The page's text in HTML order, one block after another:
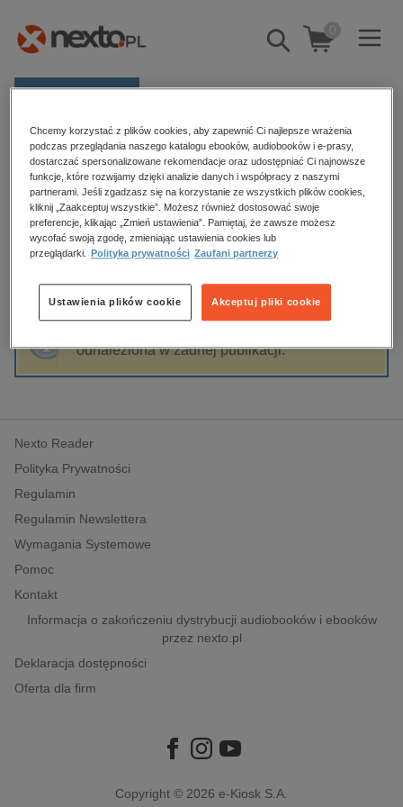
Pokaż/schowaj
wyszukiwarkę
0
Kategorie
Zobacz wszystkie E-prasa
budownictwo, aranżacja wnętrz
biznesowe, branżowe, gospodarka
dzienniki
edukacja
hobby, sport, rozrywka
komputery, internet, technologie, informatyka
polityka, społeczno-informacyjne
psychologiczne
inne
popularno-naukowe
historia
Strona główna Agnieszka Herdan
Agnieszka Herdan
Sortowanie Filtrowanie
odnaleziona w żadnej publikacji.
Nexto Reader
Polityka Prywatności
Regulamin
Regulamin Newslettera
Wymagania Systemowe
Pomoc
Kontakt
Informacja o zakończeniu dystrybucji audiobooków i ebooków
przez nexto.pl
Deklaracja dostępności
Oferta dla firm
Copyright © 2026 e-Kiosk S.A.
Chcemy korzystać z plików cookies, aby zapewnić Ci najlepsze wrażenia
podczas przeglądania naszego katalogu ebooków, audiobooków i e-prasy,
dostarczać spersonalizowane rekomendacje oraz udostępniać Ci najnowsze
funkcje, które rozwijamy dzięki analizie danych i współpracy z naszymi
partnerami. Jeśli zgadzasz się na korzystanie ze wszystkich plików cookies,
kliknij „Zaakceptuj wszystkie”. Możesz również dostosować swoje
preferencje, klikając „Zmień ustawienia”. Pamiętaj, że zawsze możesz
wycofać swoją zgodę, zmieniając ustawienia cookies lub
przeglądarki.
Polityka prywatności Zaufani partnerzy
Akceptuj pliki cookie
Ustawienia plików cookie